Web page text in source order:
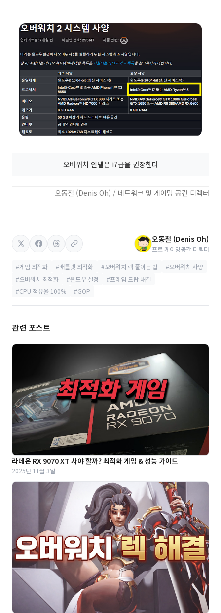
오버워치 인텔은 i7급을 권장한다
오동철 (Denis Oh) / 네트워크 및 게이밍 공간 디렉터
오동철 (Denis Oh)
프로 게이밍공간 디렉터
#게임 최적화 #배틀넷 최적화 #오버워치 렉 줄이는 법
#오버워치 사양
#오버워치 최적화
#윈도우 설정
#프레임 드랍 해결
#CPU 점유율 100%
#GOP
관련 포스트
라데온 RX 9070 XT 사야 할까? 최적화 게임 & 성능 가이드
2025년 11월 3일